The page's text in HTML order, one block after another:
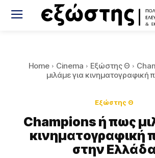
Home Cinema Εξώστης Θ
μιλάμε για κινηματογραφική
Εξώστης Θ
Champions ή πως
κινηματογραφική
στην Ελλάδα